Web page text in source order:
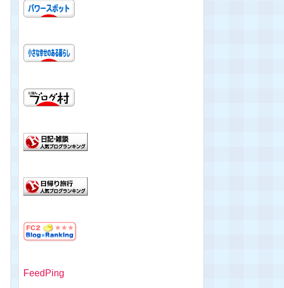
FeedPing